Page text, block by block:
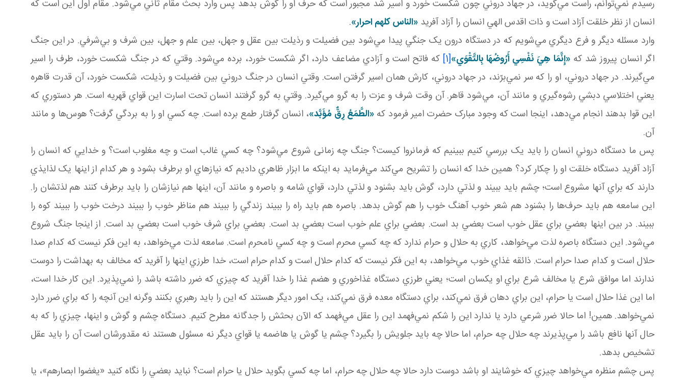
رسيدم نمي‌توانم، راست مي‌گويد، در جهاد دروني چون شکست خورد و اسير شد مجبور است که حرف او را گوش بدهد پس وارد بحث مقام ثاني مي‌شود. مقام اول اين است که
انسان از نظر خلقت آزاد است و ذات اقدس الهي انسان را آزاد آفريد «الناس کلهم احرار».
وارد مسئله ديگر و فرع ديگري مي‌شويم که در دستگاه درون يک جنگي پيدا مي‌شود بين فضيلت و رذيلت بين عقل و جهل، بين علم و جهل، بين شرف و بي‌شرفي. در اين جنگ
اگر انسان پيروز شد که«إِنَّمَا هِيَ نَفْسِي أَرُوضُهَا بِالتَّقْوَي»[1] که فاتح است و آزادي مضاعف دارد، اگر شکست خورد، برده مي‌شود. وقتي که در جنگ شکست خورد، طرف را اسير
مي‌گيرند. در جهاد دروني، او را که سر نمي‌برّند، در جهاد دروني، کارش همان اسير گرفتن است. وقتي انسان در جنگ دروني بين فضيلت و رذيلت، شکست خورد، آن قدرت قاهره
يعني اختلاسي دبشي رشوه‌گيري و مانند آن، مي‌شود قاهر. آن وقت شرف و عزت را به گرو مي‌گيرد. وقتي به گرو گرفتند انسان تحت اسارت اين قواي قهريه است. هر دستوري که
اين قوا بدهند انجام مي‌دهد، اينجا است که وجود مبارک حضرت امير فرمود که «الطَّمَعُ رِقٌّ مُؤَبَّد»، انسان گرفتار طمع برده است. چه کسي او را به بردگي گرفت؟ هوس‌ها و مانند
آن.
پس ما دستگاه دروني انسان را بايد يک بررسي کنيم ببينيم که فرمانروا کيست؟ جنگ چه زمانی شروع مي‌شود؟ چه کسي غالب است و چه مغلوب است؟ و خدايي که انسان را
آزاد آفريد دستگاه خلقت او را چکار کرد؟ همين خدا که انسان را تشريح مي‌کند مي‌فرمايد به اينکه ما ابزار ظاهري داديم که نيازهاي او برطرف بشود و هر کدام از اينها يک لذايذي
دارند که براي آنها مشروع است؛ چشم بايد ببيند و لذتي دارد، گوش بايد بشنود و لذتي دارد، قواي شامه و باصره و مانند آن، اينها هم نيازشان را بايد برطرف کنند هم لذتشان را.
اين سامعه هم بايد حرف‌ها را بشنود هم شعر خوب آهنگ خوب را هم گوش بدهد. باصره هم بايد راه را ببيند زندگي را ببيند هم مناظر خوب را ببيند درخت خوب را ببيند کوه را
ببيند. در بين اينها بعضي براي عقل خوب است بعضي بد است. بعضي براي علم خوب است بعضي بد است. بعضي براي شرف خوب است بعضي بد است. از اينجا جنگ شروع
مي‌شود. اين دستگاه باصره لذت مي‌خواهد، کاري به حلال و حرام ندارد که چه کسي محرم است و چه کسي نامحرم است. سامعه لذت مي‌خواهد، به اين فکر نيست که کدام صدا
حلال است و کدام صدا حرام است. ذائقه غذاي خوب مي‌خواهد، به اين فکر نيست که کدام حلال است و کدام حرام است، خدا طرزي اينها را آفريد که مخالف به بهداشت را دوست
ندارند اما موافق شرع يا مخالف شرع براي او يکسان است؛ يعني طرزي دستگاه غذاخوري و هضم غذا را خدا آفريد که چيزي که ضرر داشته باشد را نمي‌پذيرد. اين کار خدا است،
اما اين غذا حلال است يا حرام، اين براي دهان فرق نمي‌کند، براي دستگاه معده فرق نمي‌کند، يک امور ديگر هستند که اين را بايد رهبري بکنند وگرنه اين آنچه را که براي ضرر دارد
نمي‌خواهد. همين! اما حالا ضرر شرعي دارد يا ندارد اين را شکم نمي‌فهمد اين را عقل مي‌فهمد که الآن بحثش را جدگانه مطرح کنيم. دستگاه چشم و گوش و اينها، چيزي را که به
حال آنها نافع باشد را مي‌پذيرند چه حلال چه حرام، اما حالا چه بايد جلويش را بگيرد؟ چشم يا گوش يا هاضمه يا قواي ديگر نه مسئول‌ هستند نه مقدورشان است آن را بايد عقل
تشخيص بدهد.
پس چشم منظره مي‌خواهد چيزي که خوشايند او باشد دوست دارد حالا چه حلال چه حرام، اما چه کسي بگويد حلال يا حرام است؟ نبايد بعضي را نگاه کنيد «يغضوا ابصارهم»، يا